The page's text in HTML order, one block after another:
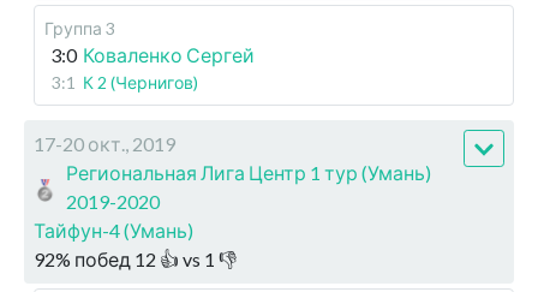
Группа 3
3:0 Коваленко Сергей
3:1 К 2 (Чернигов)
17-20 окт., 2019
Региональная Лига Центр 1 тур (Умань)
2019-2020
Тайфун-4 (Умань)
92% побед 12 👍 vs 1 👎